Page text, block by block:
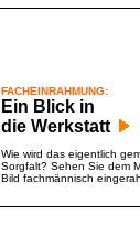
FACHEINRAHMUNG:
Ein Blick in
die Werkstatt
Wie wird das eigentlich
Sorgfalt? Sehen Sie dem
Bild fachmännisch